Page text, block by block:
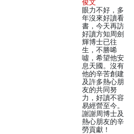
俊文
眼力不好，多
年沒來好讀看
書，今天再訪
好讀方知周劍
輝博士已往
生，不勝唏
噓，希望他安
息天國。沒有
他的辛苦創建
及許多熱心朋
友的共同努
力，好讀不容
易經營至今。
謝謝周博士及
熱心朋友的辛
勞貢獻！